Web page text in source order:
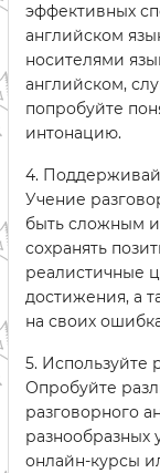
эффективных
английском
носителями
английском,
попробуйте
интонацию.
4.
Учение
быть сложным
сохранять
реалистичные
достижения, а
на своих
5. Используйте
Опробуйте
разговорного
разнообразных
онлайн-курсы